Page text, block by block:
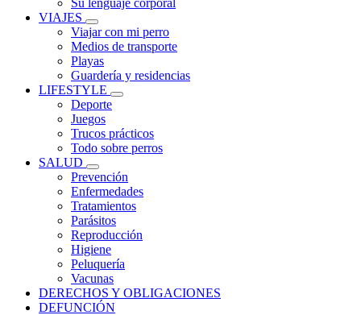
Su lenguaje corporal
VIAJES
Viajar con mi perro
Medios de transporte
Playas
Guardería y residencias
LIFESTYLE
Deporte
Juegos
Trucos prácticos
Todo sobre perros
SALUD
Prevención
Enfermedades
Tratamientos
Parásitos
Reproducción
Higiene
Peluquería
Vacunas
DERECHOS Y OBLIGACIONES
DEFUNCIÓN